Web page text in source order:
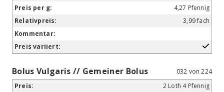
4,27 Pfennig
3,99 fach
Bolus Vulgaris // Gemeiner Bolus
032 von 224
2 Loth 4 Pfennig